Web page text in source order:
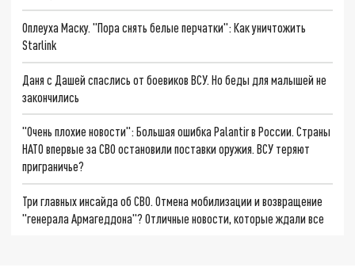
Оплеуха Маску. "Пора снять белые перчатки": Как уничтожить
Starlink
Даня с Дашей спаслись от боевиков ВСУ. Но беды для малышей не
закончились
"Очень плохие новости": Большая ошибка Palantir в России. Страны
НАТО впервые за СВО остановили поставки оружия. ВСУ теряют
приграничье?
Три главных инсайда об СВО. Отмена мобилизации и возвращение
"генерала Армагеддона"? Отличные новости, которые ждали все